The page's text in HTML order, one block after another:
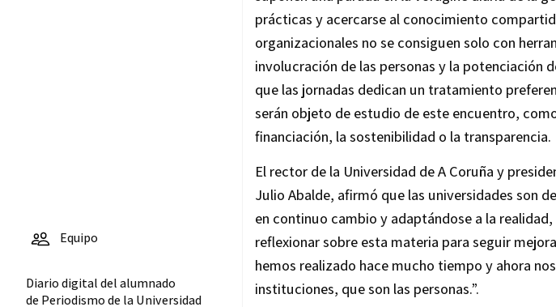
Equipo
Diario digital del alumnado
de Periodismo de la Universidad
prácticas y acercarse al conocimiento
organizacionales no se consiguen solo con
involucración de las personas y la potenciación
que las jornadas dedican un tratamiento
serán objeto de estudio de este encuentro,
financiación, la sostenibilidad o la transparencia.
El rector de la Universidad de A Coruña y
Julio Abalde, afirmó que las universidades son
en continuo cambio y adaptándose a la
reflexionar sobre esta materia para seguir
hemos realizado hace mucho tiempo y ahora
instituciones, que son las personas.”.